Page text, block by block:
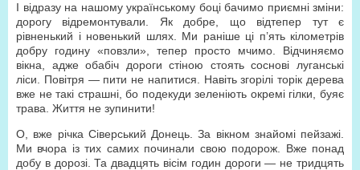
І відразу на нашому українському боці бачимо приємні зміни:
дорогу відремонтували. Як добре, що відтепер тут є
рівненький і новенький шлях. Ми раніше ці п’ять кілометрів
добру годину «повзли», тепер просто мчимо. Відчиняємо
вікна, адже обабіч дороги стіною стоять соснові луганські
ліси. Повітря — пити не напитися. Навіть згорілі торік дерева
вже не такі страшні, бо подекуди зеленіють окремі гілки, буяє
трава. Життя не зупинити!
О, вже річка Сіверський Донець. За вікном знайомі пейзажі.
Ми вчора із тих самих починали свою подорож. Вже понад
добу в дорозі. Та двадцять вісім годин дороги — не тридцять